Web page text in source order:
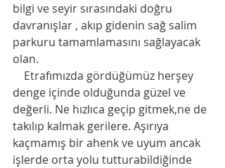
bilgi ve seyir sırasındaki doğru
davranışlar , akıp gidenin sağ salim
parkuru tamamlamasını sağlayacak
olan.
denge içinde olduğunda güzel ve
değerli. Ne hızlıca geçip gitmek,ne de
takılıp kalmak gerilere. Aşırıya
kaçmamış bir ahenk ve uyum ancak
işlerde orta yolu tutturabildiğinde